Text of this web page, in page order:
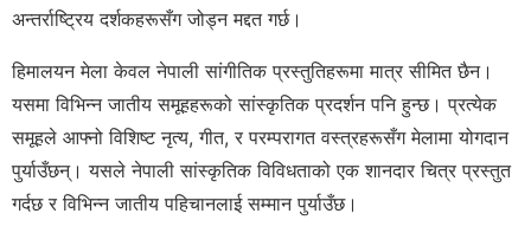
अन्तर्राष्ट्रिय दर्शकहरूसँग जोड्न मद्दत गर्छ।
हिमालयन मेला केवल नेपाली सांगीतिक प्रस्तुतिहरूमा मात्र सीमित छैन।
यसमा विभिन्न जातीय समूहहरूको सांस्कृतिक प्रदर्शन पनि हुन्छ। प्रत्येक
समूहले आफ्नो विशिष्ट नृत्य, गीत, र परम्परागत वस्त्रहरूसँग मेलामा योगदान
पुर्याउँछन्। यसले नेपाली सांस्कृतिक विविधताको एक शानदार चित्र प्रस्तुत
गर्दछ र विभिन्न जातीय पहिचानलाई सम्मान पुर्याउँछ।